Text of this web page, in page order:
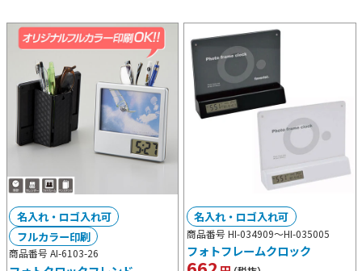
商品番号 AI-6103-26
名入れ・ロゴ入れ可
フルカラー印刷
商品番号 HI-034909～HI-035005
フォトフレームクロック
名入れ・ロゴ入れ可